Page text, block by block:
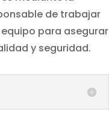
de trabajar
para asegurar
y seguridad.